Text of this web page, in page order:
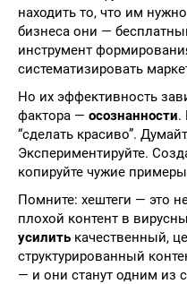
находить то, что им
бизнеса они —
инструмент
систематизировать
Но их эффективность
фактора — осознанности.
“сделать красиво”.
Экспериментируйте.
копируйте чужие
Помните: хештеги — это
плохой контент в
усилить качественный,
структурированный
— и они станут одним из